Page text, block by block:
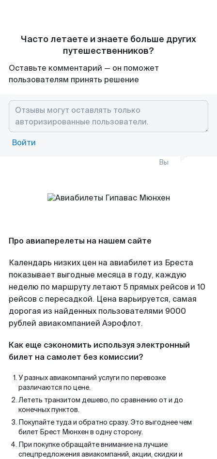
Часто летаете и знаете больше других
путешественников?
Оставьте комментарий — он поможет
пользователям принять решение
Войти
Вы
Про авиаперелеты на нашем сайте
Календарь низких цен на авиабилет из Бреста
показывает выгодные месяца в году, каждую
неделю по маршруту летают 5 прямых рейсов и 10
рейсов с пересадкой. Цена варьируется, самая
дорогая из найденных пользователями 9000
рублей авиакомпанией Аэрофлот.
Как еще сэкономить используя электронный
билет на самолет без комиссии?
У разных авиакомпаний услуги по перевозке
различаются по цене.
Лететь транзитом дешево, по сравнению от и до
конечных пунктов.
Покупайте туда и обратно сразу. Это выгоднее чем
билет Брест Мюнхен в одну сторону.
При покупке обращайте внимание на лучшие
спецпредложения авиакомпаний, акции, скидки и